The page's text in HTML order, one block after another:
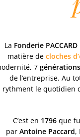
La Fonderie PACCARD
matière de cloches
7
de l’entreprise. Au
rythment le quotidien
C’est en 1796que
par Antoine Paccard,